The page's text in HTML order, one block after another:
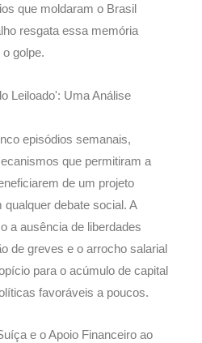
que moldaram o Brasil
resgata essa memória
golpe.
Leiloado': Uma Análise
episódios semanais,
que permitiram a
de um projeto
debate social. A
a ausência de liberdades
de greves e o arrocho salarial
para o acúmulo de capital
favoráveis a poucos.
e o Apoio Financeiro ao